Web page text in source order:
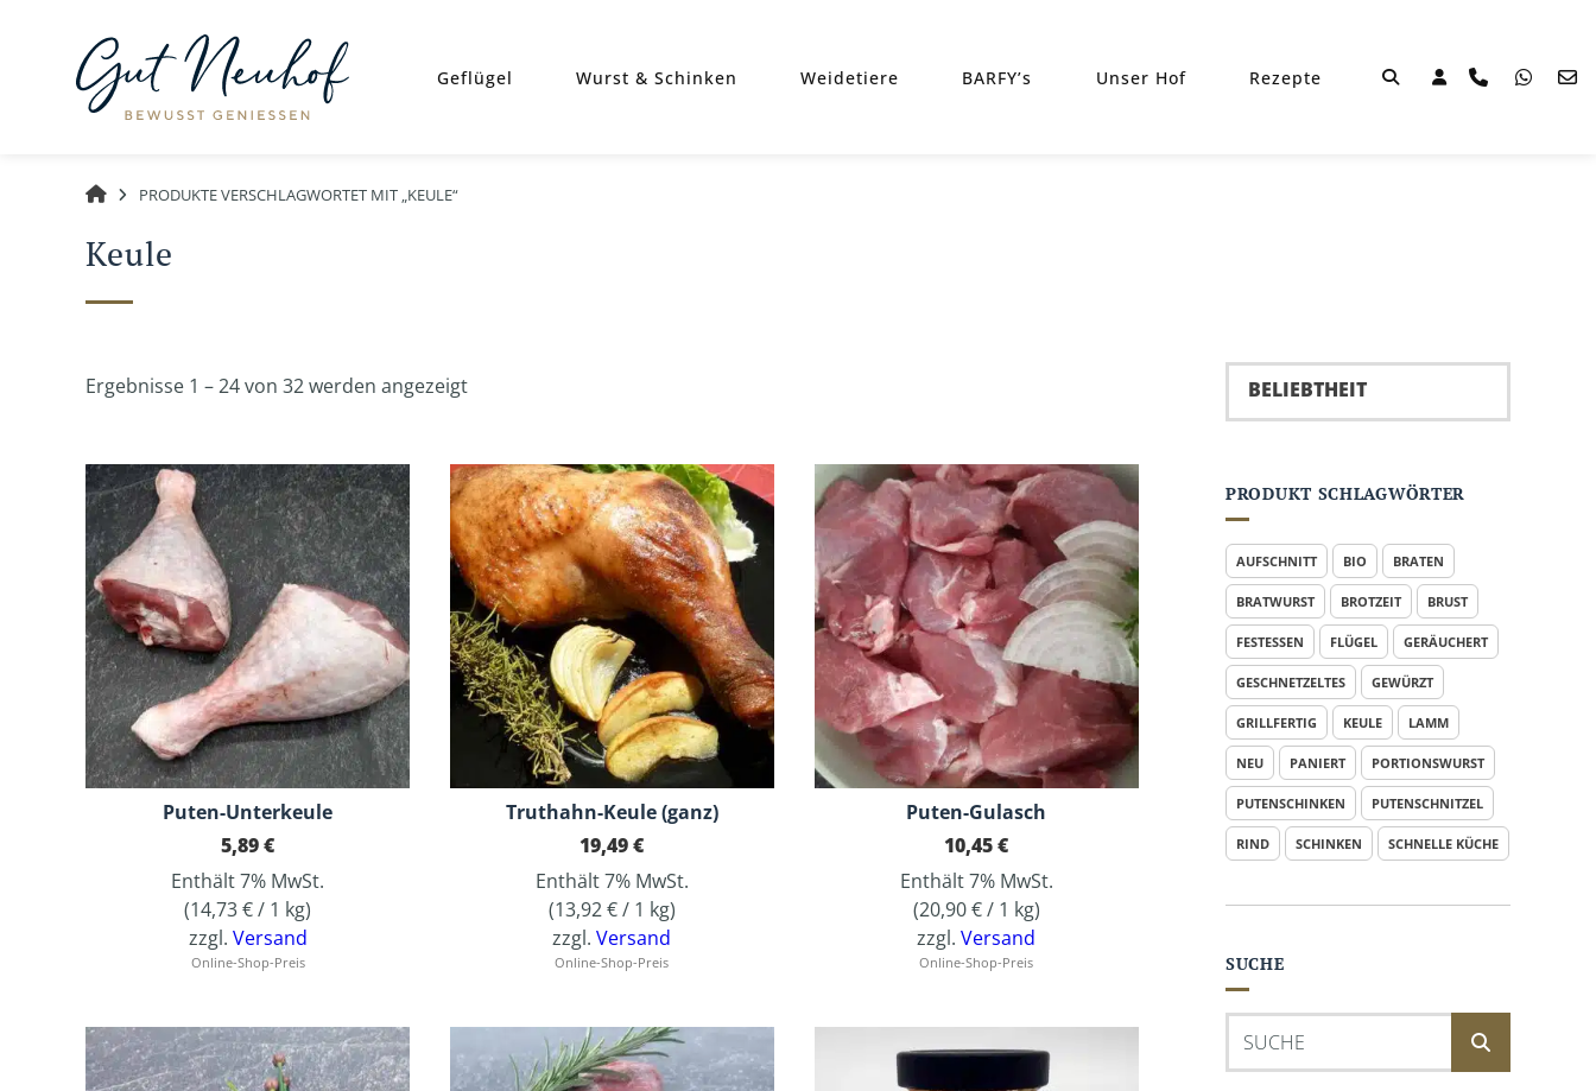
Geflügel Wurst & Schinken Weidetiere BARFY’s Unser Hof Rezepte
GUT
PRODUKTE VERSCHLAGWORTET MIT „KEULE“
Keule
Ergebnisse 1 – 24 von 32 werden angezeigtNach
Puten-Unterkeule
5,89€
Enthält 7% MwSt.
(14,73€/ 1 kg)
zzgl. Versand
Online-Shop-Preis
Truthahn-Keule (ganz)
19,49€
Enthält 7% MwSt.
(13,92€/ 1 kg)
zzgl.Versand
Online-Shop-Preis
Puten-Gulasch
10,45€
Enthält 7% MwSt.
(20,90€/ 1 kg)
zzgl.Versand
Online-Shop-Preis
Dieses Produkt weist mehrere Varianten auf. Die Optionen können auf der Produktseite gewählt werden Dieses Produkt weist mehrere Varianten auf. Die Optionen können auf der Produktseite gewählt werden
PRODUKT SCHLAGWÖRTER
AUFSCHNITT BIO BRATEN
BRATWURST BROTZEIT BRUST
FESTESSEN FLÜGEL GERÄUCHERT
GESCHNETZELTES GEWÜRZT
GRILLFERTIG KEULE LAMM
NEU PANIERT PORTIONSWURST
PUTENSCHINKEN PUTENSCHNITZEL
RIND SCHINKEN SCHNELLE KÜCHE
SUCHE
nach: